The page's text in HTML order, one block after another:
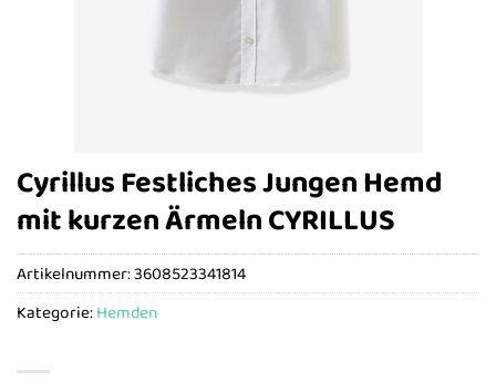
Cyrillus Festliches Jungen Hemd
mit kurzen Ärmeln CYRILLUS
Artikelnummer:3608523341814
Kategorie:Hemden